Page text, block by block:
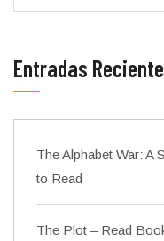
Entradas
The Alphabet War: A
to Read
The Plot – Read